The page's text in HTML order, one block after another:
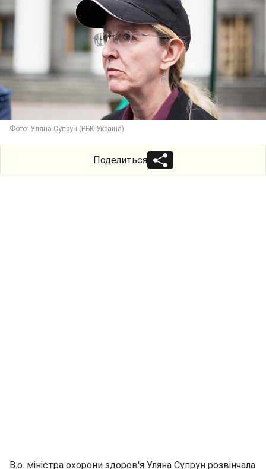
Фото: Уляна Супрун (РБК-Україна)
Поделиться
В.о. міністра охорони здоров'я Уляна Супрун розвінчала